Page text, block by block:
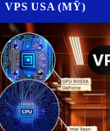
VPS USA (MỸ)